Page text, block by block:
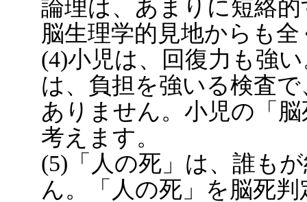
論理は、あまりに短絡
脳生理学的見地からも
(4)小児は、回復力も強
は、負担を強いる検査
ありません。小児の「
考えます。
(5)「人の死」は、誰も
ん。「人の死」を脳死